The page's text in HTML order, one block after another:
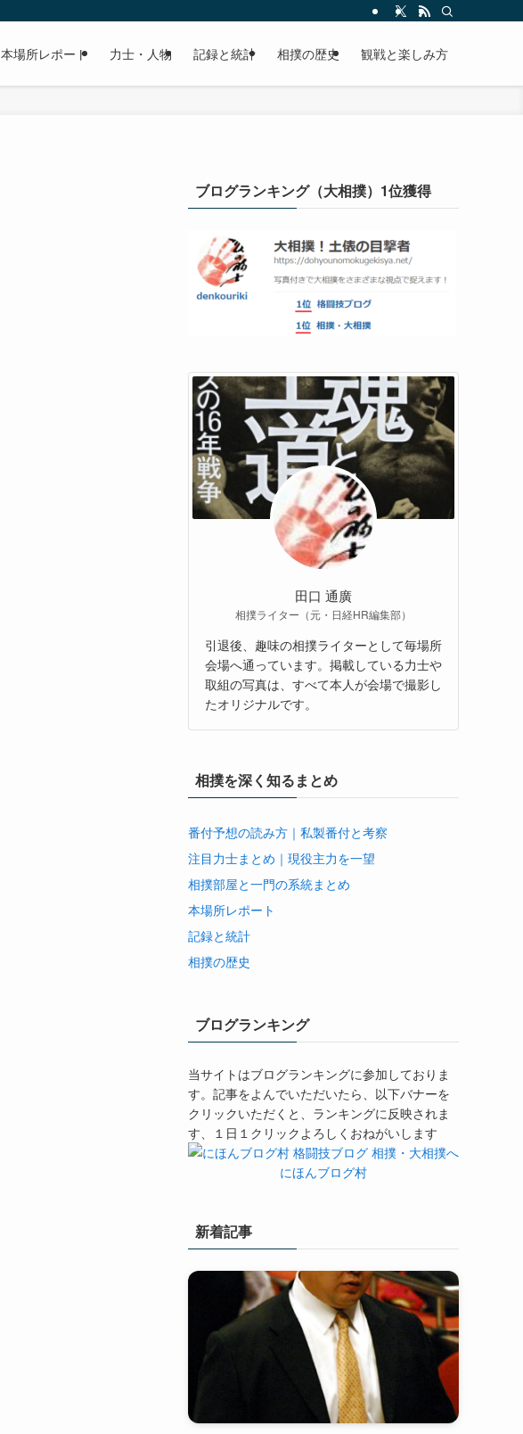
本場所レポート 力士・人物 記録と統計 相撲の歴史 観戦と楽しみ方
ブログランキング（大相撲）1位獲得
田口 通廣
相撲ライター（元・日経HR編集部）
引退後、趣味の相撲ライターとして毎場所
会場へ通っています。掲載している力士や
取組の写真は、すべて本人が会場で撮影し
たオリジナルです。
相撲を深く知るまとめ
番付予想の読み方｜私製番付と考察
注目力士まとめ｜現役主力を一望
相撲部屋と一門の系統まとめ
本場所レポート
記録と統計
相撲の歴史
ブログランキング
当サイトはブログランキングに参加しておりま
す。記事をよんでいただいたら、以下バナーを
クリックいただくと、ランキングに反映されま
す、１日１クリックよろしくおねがいします
にほんブログ村
新着記事